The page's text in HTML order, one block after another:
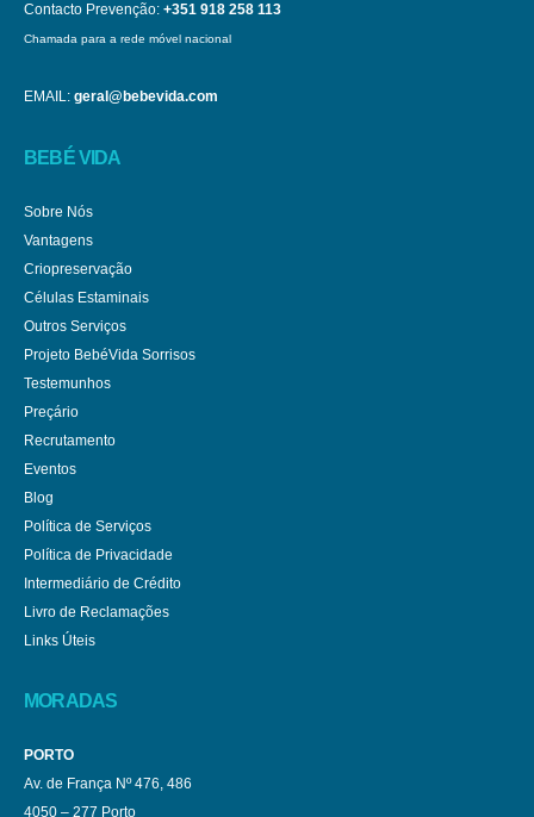
Contacto Prevenção: +351 918 258 113
Chamada para a rede móvel nacional
EMAIL: geral@bebevida.com
BEBÉ VIDA
Sobre Nós
Vantagens
Criopreservação
Células Estaminais
Outros Serviços
Projeto BebéVida Sorrisos
Testemunhos
Preçário
Recrutamento
Eventos
Blog
Política de Serviços
Política de Privacidade
Intermediário de Crédito
Livro de Reclamações
Links Úteis
MORADAS
PORTO
Av. de França Nº 476, 486
4050 – 277 Porto